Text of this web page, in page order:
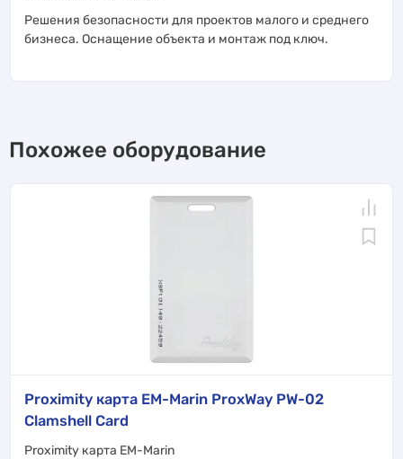
Решения безопасности для проектов малого и среднего
бизнеса. Оснащение объекта и монтаж под ключ.
Похожее оборудование
Proximity карта EM-Marin ProxWay PW-02
Clamshell Card
Proximity карта EM-Marin